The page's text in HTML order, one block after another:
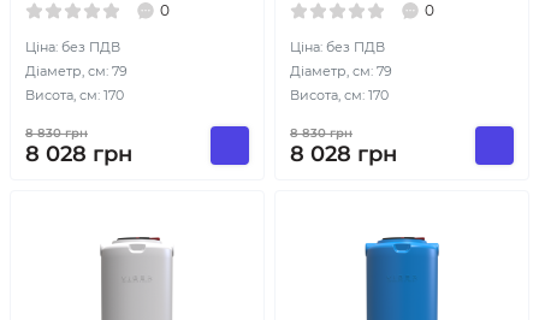
0
Ціна: без ПДВ
Діаметр, см: 79
Висота, см: 170
8 830грн
8 028 грн
0
Ціна: без ПДВ
Діаметр, см: 79
Висота, см: 170
8 830грн
8 028 грн